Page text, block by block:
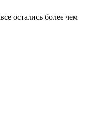
остались более чем